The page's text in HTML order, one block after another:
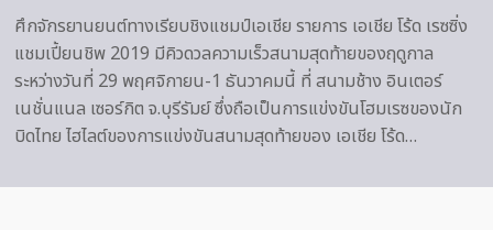
ศึกจักรยานยนต์ทางเรียบชิงแชมป์เอเชีย รายการ เอเชีย โร้ด เรซซิ่ง
แชมเปี้ยนชิพ 2019 มีคิวดวลความเร็วสนามสุดท้ายของฤดูกาล
ระหว่างวันที่ 29 พฤศจิกายน-1 ธันวาคมนี้ ที่ สนามช้าง อินเตอร์
เนชั่นแนล เซอร์กิต จ.บุรีรัมย์ ซึ่งถือเป็นการแข่งขันโฮมเรซของนัก
บิดไทย ไฮไลต์ของการแข่งขันสนามสุดท้ายของ เอเชีย โร้ด…